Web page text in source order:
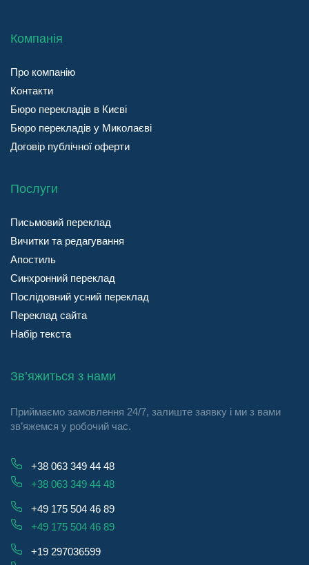
Компанія
Про компанію
Контакти
Бюро перекладів в Києві
Бюро перекладів у Миколаєві
Договір публічної оферти
Послуги
Письмовий переклад
Вичитки та редагування
Апостиль
Синхронний переклад
Послідовний усний переклад
Переклад сайта
Набір текста
Зв’яжиться з нами
Приймаємо замовлення 24/7, залиште заявку і ми з вами
зв’яжемся у робочий час.
+38 063 349 44 48
+38 063 349 44 48
+49 175 504 46 89
+49 175 504 46 89
+19 297036599